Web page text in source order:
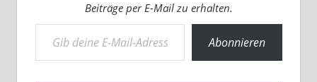
Beiträge per E-Mail zu erhalten.
Gib deine E-Mail-Adresse ein ...
Abonnieren